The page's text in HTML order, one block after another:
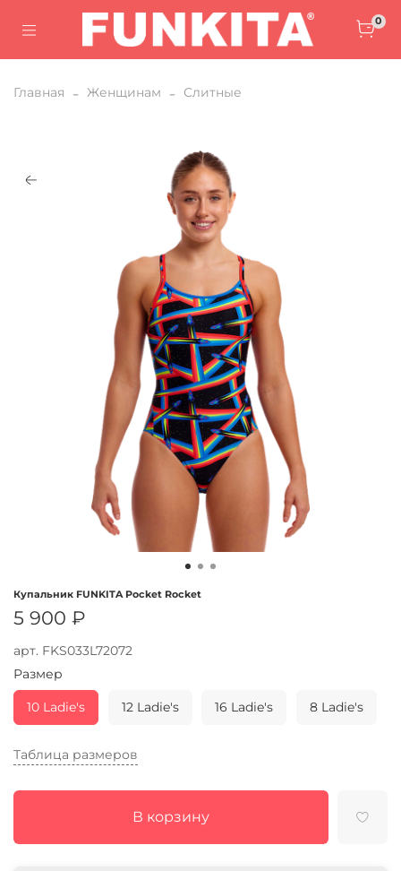
0
Главная Женщинам Слитные
арт. FKS033L72072
Купальник FUNKITA Pocket Rocket
5 900 ₽
Таблица размеров
В корзину
Размер
10 Ladie's 12 Ladie's 16 Ladie's 8 Ladie's